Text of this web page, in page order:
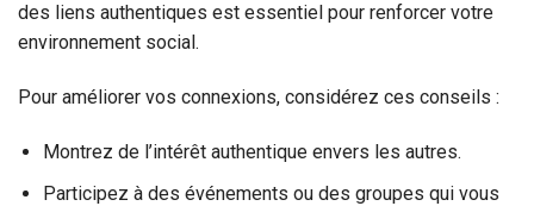
des liens authentiques est essentiel pour renforcer votre
environnement social.
Pour améliorer vos connexions, considérez ces conseils :
Montrez de l’intérêt authentique envers les autres.
Participez à des événements ou des groupes qui vous